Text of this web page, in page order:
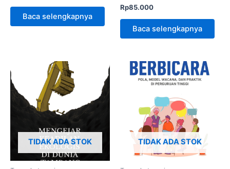
Baca selengkapnya
Rp85.000
Baca selengkapnya
TIDAK ADA STOK TIDAK ADA STOK